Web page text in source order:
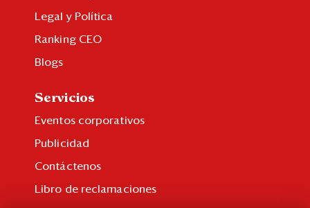
Legal y Política
Ranking CEO
Blogs
Servicios
Eventos corporativos
Publicidad
Contáctenos
Libro de reclamaciones